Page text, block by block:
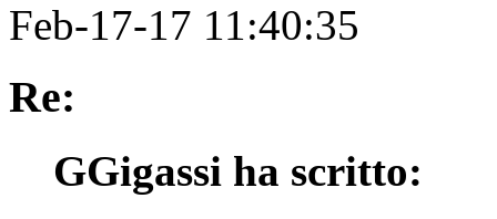
Feb-17-17 11:40:35
Re:
GGigassi ha scritto: